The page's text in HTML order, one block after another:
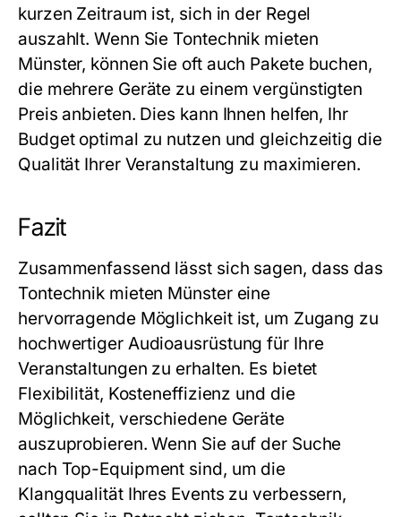
kurzen Zeitraum ist, sich in der Regel
auszahlt. Wenn Sie Tontechnik mieten
Münster, können Sie oft auch Pakete buchen,
die mehrere Geräte zu einem vergünstigten
Preis anbieten. Dies kann Ihnen helfen, Ihr
Budget optimal zu nutzen und gleichzeitig die
Qualität Ihrer Veranstaltung zu maximieren.
Fazit
Zusammenfassend lässt sich sagen, dass das
Tontechnik mieten Münster eine
hervorragende Möglichkeit ist, um Zugang zu
hochwertiger Audioausrüstung für Ihre
Veranstaltungen zu erhalten. Es bietet
Flexibilität, Kosteneffizienz und die
Möglichkeit, verschiedene Geräte
auszuprobieren. Wenn Sie auf der Suche
nach Top-Equipment sind, um die
Klangqualität Ihres Events zu verbessern,